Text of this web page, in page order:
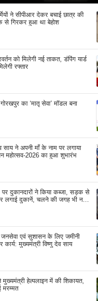
ने सीपीआर देकर बचाई छात्र की
से गिरकर हुआ था बेहोश
को मिलेगी नई ताकत, डंपिंग यार्ड
रफ्तार
का ‘मातृ सेवा’ मॉडल बना
साय ने अपनी माँ के नाम पर लगाया
महोत्सव-2026 का हुआ शुभारंभ
दुकानदारों ने किया कब्जा, सड़क से
लगाई दुकानें, चलने की जगह भी नहीं
जनसेवा एवं सुशासन के लिए जमीनी
मुख्यमंत्री विष्णु देव साय
हेल्पलाइन में की शिकायत,
मरम्मत